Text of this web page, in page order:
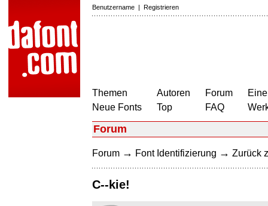
Benutzername | Registrieren
Themen
Neue Fonts
Autoren
Top
Forum
FAQ
Forum
Forum → Font Identifizierung → Zurück
C--kie!